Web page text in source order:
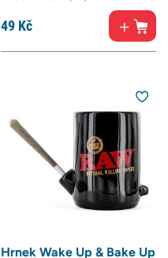
49 Kč
Hrnek Wake Up & Bake Up